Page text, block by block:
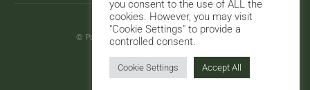
© Pudelpointer Klub, ZVR-Zahl 590535321
Impressum
you consent to the use of ALL the
cookies. However, you may visit
"Cookie Settings" to provide a
controlled consent.
Cookie Settings Accept All